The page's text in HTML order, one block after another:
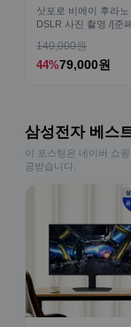
삿포로 비에이 후라노
DSLR 사진 촬영 /[준
140,000원
44%79,000원
삼성전자 베스
이 포스팅은 네이버 쇼
공받습니다.